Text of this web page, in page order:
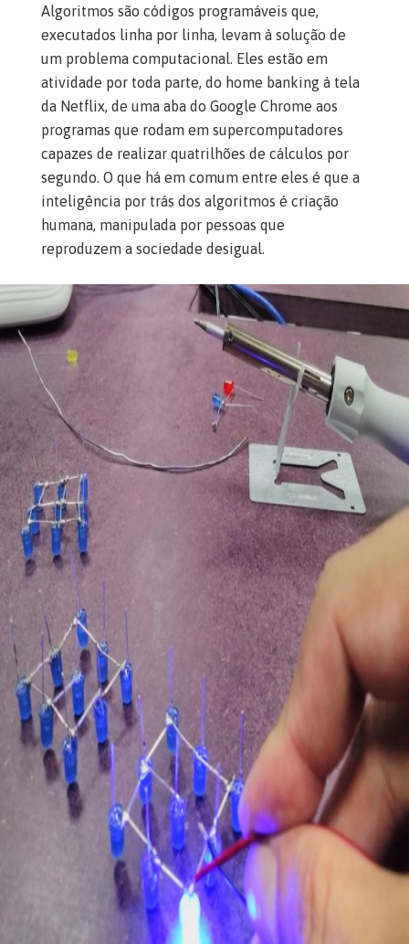
Algoritmos são códigos programáveis que,
executados linha por linha, levam à solução de
um problema computacional. Eles estão em
atividade por toda parte, do home banking à tela
da Netflix, de uma aba do Google Chrome aos
programas que rodam em supercomputadores
capazes de realizar quatrilhões de cálculos por
segundo. O que há em comum entre eles é que a
inteligência por trás dos algoritmos é criação
humana, manipulada por pessoas que
reproduzem a sociedade desigual.